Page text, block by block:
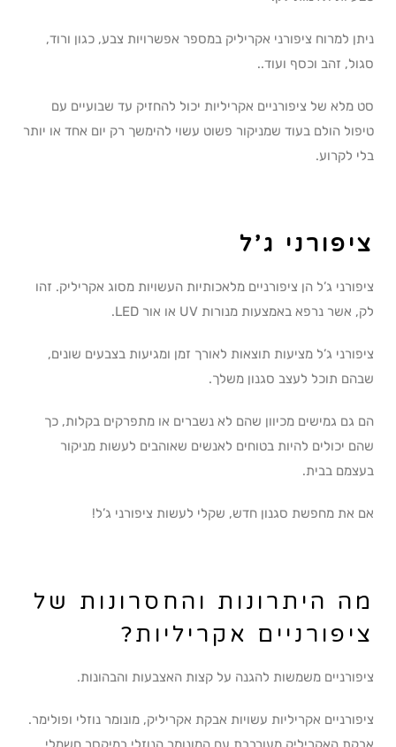
ניתן למרוח ציפורני אקריליק במספר אפשרויות צבע, כגון ורוד,
סגול, זהב וכסף ועוד..
סט מלא של ציפורניים אקריליות יכול להחזיק עד שבועיים עם
טיפול הולם בעוד שמניקור פשוט עשוי להימשך רק יום אחד או יותר
בלי לקרוע.
ציפורני ג’ל
ציפורני ג’ל הן ציפורניים מלאכותיות העשויות מסוג אקריליק. זהו
לק, אשר נרפא באמצעות מנורות UV או אור LED.
ציפורני ג’ל מציעות תוצאות לאורך זמן ומגיעות בצבעים שונים,
שבהם תוכל לעצב סגנון משלך.
הם גם גמישים מכיוון שהם לא נשברים או מתפרקים בקלות, כך
שהם יכולים להיות בטוחים לאנשים שאוהבים לעשות מניקור
בעצמם בבית.
אם את מחפשת סגנון חדש, שקלי לעשות ציפורני ג’ל!
מה היתרונות והחסרונות של
ציפורניים אקריליות?
ציפורניים משמשות להגנה על קצות האצבעות והבהונות.
ציפורניים אקריליות עשויות אבקת אקריליק, מונומר נוזלי ופולימר.